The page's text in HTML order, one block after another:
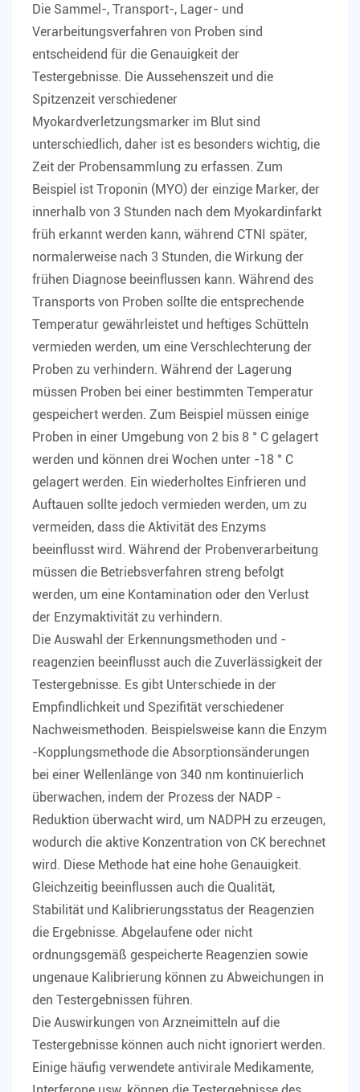
Die Sammel-, Transport-, Lager- und
Verarbeitungsverfahren von Proben sind
entscheidend für die Genauigkeit der
Testergebnisse. Die Aussehenszeit und die
Spitzenzeit verschiedener
Myokardverletzungsmarker im Blut sind
unterschiedlich, daher ist es besonders wichtig, die
Zeit der Probensammlung zu erfassen. Zum
Beispiel ist Troponin (MYO) der einzige Marker, der
innerhalb von 3 Stunden nach dem Myokardinfarkt
früh erkannt werden kann, während CTNI später,
normalerweise nach 3 Stunden, die Wirkung der
frühen Diagnose beeinflussen kann. Während des
Transports von Proben sollte die entsprechende
Temperatur gewährleistet und heftiges Schütteln
vermieden werden, um eine Verschlechterung der
Proben zu verhindern. Während der Lagerung
müssen Proben bei einer bestimmten Temperatur
gespeichert werden. Zum Beispiel müssen einige
Proben in einer Umgebung von 2 bis 8 ° C gelagert
werden und können drei Wochen unter -18 ° C
gelagert werden. Ein wiederholtes Einfrieren und
Auftauen sollte jedoch vermieden werden, um zu
vermeiden, dass die Aktivität des Enzyms
beeinflusst wird. Während der Probenverarbeitung
müssen die Betriebsverfahren streng befolgt
werden, um eine Kontamination oder den Verlust
der Enzymaktivität zu verhindern.
Die Auswahl der Erkennungsmethoden und -
reagenzien beeinflusst auch die Zuverlässigkeit der
Testergebnisse. Es gibt Unterschiede in der
Empfindlichkeit und Spezifität verschiedener
Nachweismethoden. Beispielsweise kann die Enzym
-Kopplungsmethode die Absorptionsänderungen
bei einer Wellenlänge von 340 nm kontinuierlich
überwachen, indem der Prozess der NADP -
Reduktion überwacht wird, um NADPH zu erzeugen,
wodurch die aktive Konzentration von CK berechnet
wird. Diese Methode hat eine hohe Genauigkeit.
Gleichzeitig beeinflussen auch die Qualität,
Stabilität und Kalibrierungsstatus der Reagenzien
die Ergebnisse. Abgelaufene oder nicht
ordnungsgemäß gespeicherte Reagenzien sowie
ungenaue Kalibrierung können zu Abweichungen in
den Testergebnissen führen.
Die Auswirkungen von Arzneimitteln auf die
Testergebnisse können auch nicht ignoriert werden.
Einige häufig verwendete antivirale Medikamente,